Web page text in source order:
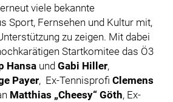
viele bekannte
Sport, Fernsehen und Kultur mit,
zu zeigen. Mit dabei
Startkomitee das Ö3
Hansa und Gabi Hiller,
Payer, Ex-Tennisprofi Clemens
Matthias „Cheesy“ Göth, Ex-